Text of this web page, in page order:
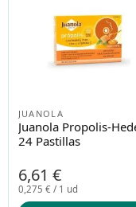
JUANOLA
Juanola Propolis-
24 Pastillas
6,61 €
0,275 € / 1 ud